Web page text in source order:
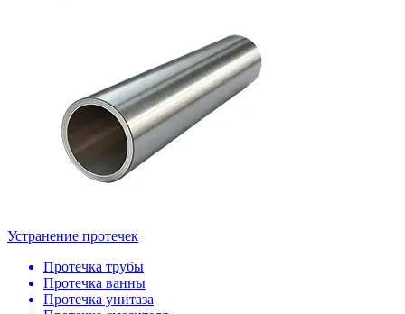
Устранение протечек
Протечка трубы
Протечка ванны
Протечка унитаза